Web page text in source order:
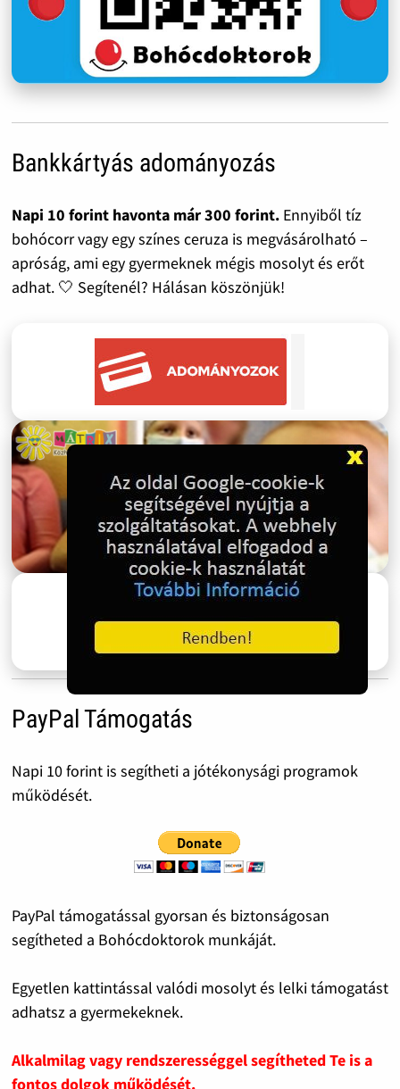
Bankkártyás adományozás
Napi 10 forint havonta már 300 forint.Ennyiből tíz
bohócorr vagy egy színes ceruza is megvásárolható –
apróság, ami egy gyermeknek mégis mosolyt és erőt
adhat. 🤍 Segítenél? Hálásan köszönjük!
PayPal Támogatás
Napi 10 forint is segítheti a jótékonysági programok
működését.
PayPal támogatással gyorsan és biztonságosan
segítheted a Bohócdoktorok munkáját.
Egyetlen kattintással valódi mosolyt és lelki támogatást
adhatsz a gyermekeknek.
Alkalmilag vagy rendszerességgel segítheted Te is a
fontos dolgok működését.